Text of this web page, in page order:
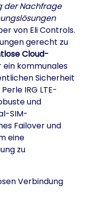
der Nachfrage
von Eli Controls.
gerecht zu
Cloud-
ein kommunales
Sicherheit
IRG LTE-
und
SIM-
Failover und
eine
zu
Verbindung